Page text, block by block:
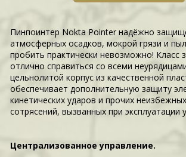
Пинпоинтер Nokta Pointer надёжно
атмосферных осадков, мокрой грязи и
пробить практически невозможно! Класс
отлично справиться со всеми
цельнолитой корпус из качественной
обеспечивает дополнительную защиту
кинетических ударов и прочих
сотрясений, вызванных при эксплуатации
Централизованное управление.